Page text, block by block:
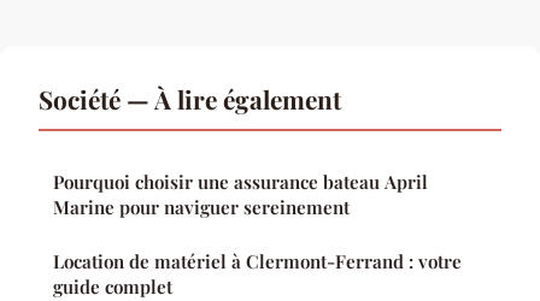
Société — À lire également
Pourquoi choisir une assurance bateau April
Marine pour naviguer sereinement
Location de matériel à Clermont-Ferrand : votre
guide complet